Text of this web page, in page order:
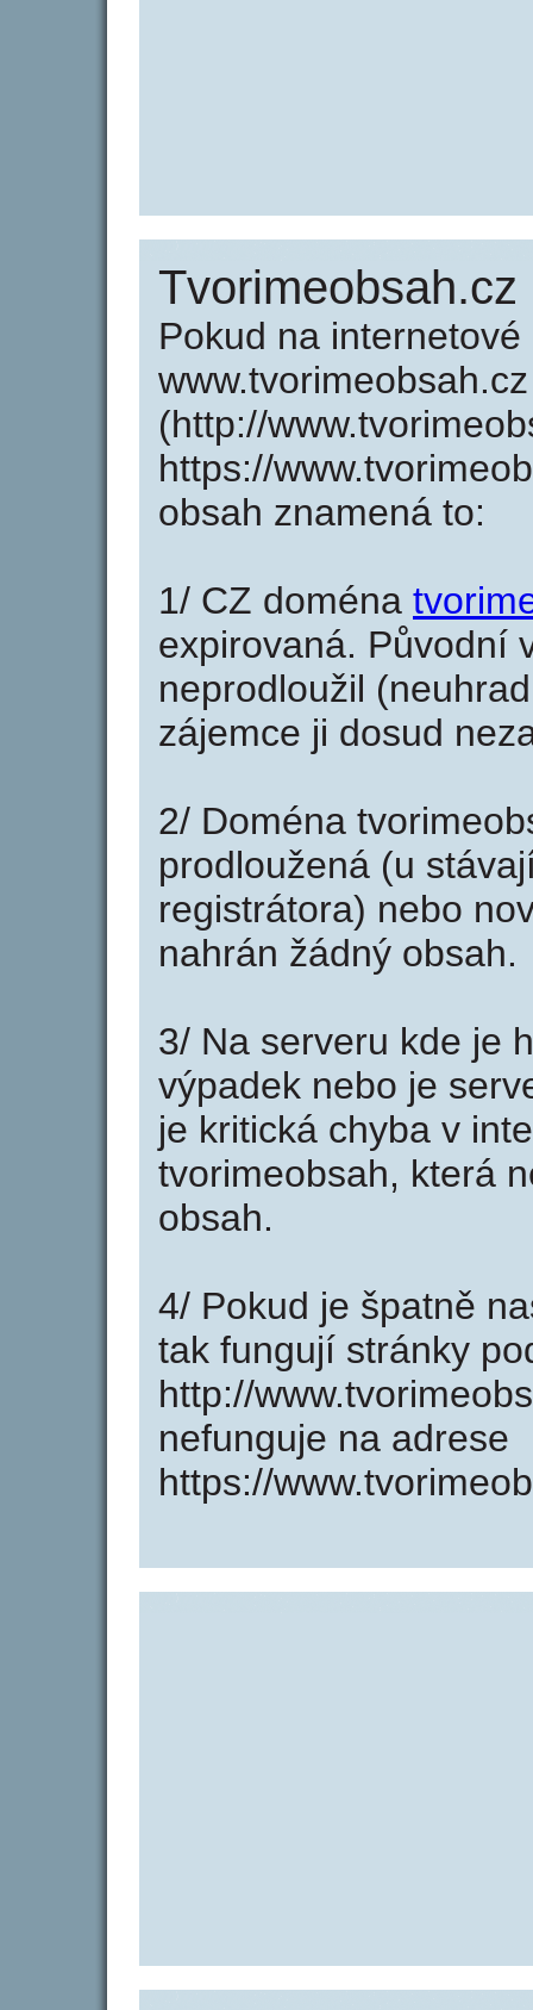
Tvorimeobsah.cz
Pokud na internetové
www.tvorimeobsah.cz
(http://
https://
obsah znamená to:
1/ CZ doména
expirovaná. Původní
neprodloužil
zájemce ji dosud
2/ Doména
prodloužená (u
registrátora) nebo
nahrán žádný obsah.
3/ Na serveru kde je
výpadek nebo je
je kritická chyba v
tvorimeobsah, která
obsah.
4/ Pokud je špatně
tak fungují stránky
http://
nefunguje na adrese
https://